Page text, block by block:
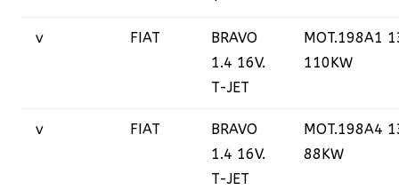
v FIAT
BRAVO
1.4 16V.
T-JET
MOT.198A1
110KW
v FIAT
BRAVO
1.4 16V.
T-JET
MOT.198A4
88KW